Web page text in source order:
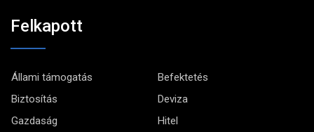
Felkapott
Állami támogatás
Befektetés
Biztosítás
Deviza
Gazdaság
Hitel